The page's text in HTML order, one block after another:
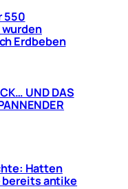
550
Erdbeben
UND DAS
Hatten
bereits antike